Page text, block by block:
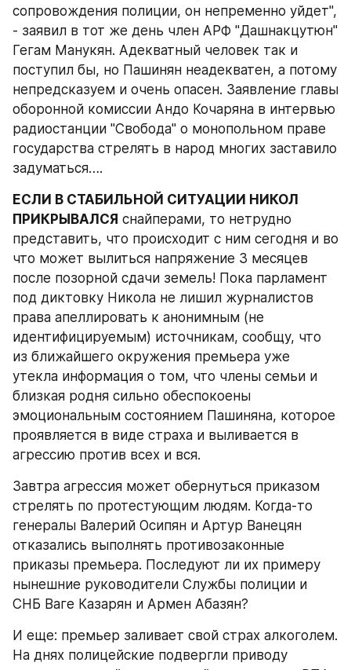
сопровождения полиции, он непременно уйдет",
- заявил в тот же день член АРФ "Дашнакцутюн"
Гегам Манукян. Адекватный человек так и
поступил бы, но Пашинян неадекватен, а потому
непредсказуем и очень опасен. Заявление главы
оборонной комиссии Андо Кочаряна в интервью
радиостанции "Свобода" о монопольном праве
государства стрелять в народ многих заставило
задуматься….
ЕСЛИ В СТАБИЛЬНОЙ СИТУАЦИИ НИКОЛ
ПРИКРЫВАЛСЯ снайперами, то нетрудно
представить, что происходит с ним сегодня и во
что может вылиться напряжение 3 месяцев
после позорной сдачи земель! Пока парламент
под диктовку Никола не лишил журналистов
права апеллировать к анонимным (не
идентифицируемым) источникам, сообщу, что
из ближайшего окружения премьера уже
утекла информация о том, что члены семьи и
близкая родня сильно обеспокоены
эмоциональным состоянием Пашиняна, которое
проявляется в виде страха и выливается в
агрессию против всех и вся.
Завтра агрессия может обернуться приказом
стрелять по протестующим людям. Когда-то
генералы Валерий Осипян и Артур Ванецян
отказались выполнять противозаконные
приказы премьера. Последуют ли их примеру
нынешние руководители Службы полиции и
СНБ Ваге Казарян и Армен Абазян?
И еще: премьер заливает свой страх алкоголем.
На днях полицейские подвергли приводу